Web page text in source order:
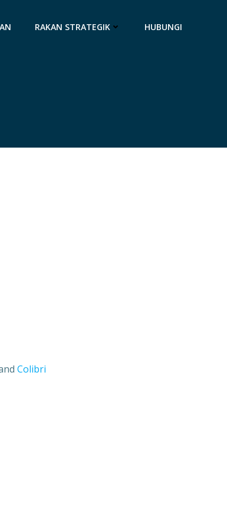
RAKAN STRATEGIK HUBUNGI
Colibri